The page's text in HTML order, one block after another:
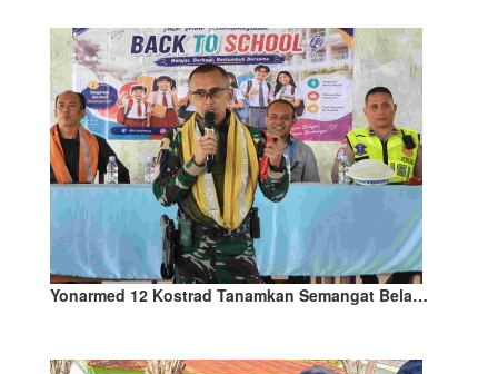
Yonarmed 12 Kostrad Tanamkan Semangat Bela…